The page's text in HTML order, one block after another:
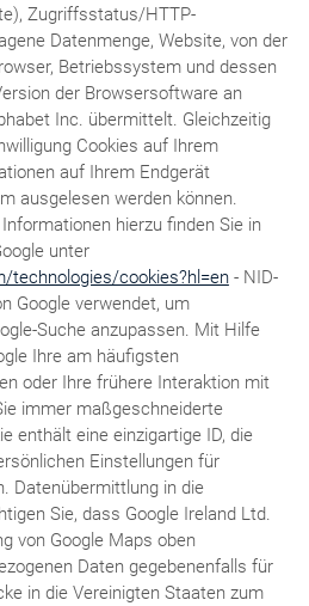
Zugriffsstatus/HTTP-
Datenmenge, Website, von der
Betriebssystem und dessen
der Browsersoftware an
Inc. übermittelt. Gleichzeitig
Cookies auf Ihrem
auf Ihrem Endgerät
ausgelesen werden können.
hierzu finden Sie in
unter
technologies/cookies?hl=en- NID-
Google verwendet, um
Suche anzupassen. Mit Hilfe
Ihre am häufigsten
oder Ihre frühere Interaktion mit
immer maßgeschneiderte
enthält eine einzigartige ID, die
Einstellungen für
Datenübermittlung in die
Sie, dass Google Ireland Ltd.
von Google Maps oben
Daten gegebenenfalls für
in die Vereinigten Staaten zum